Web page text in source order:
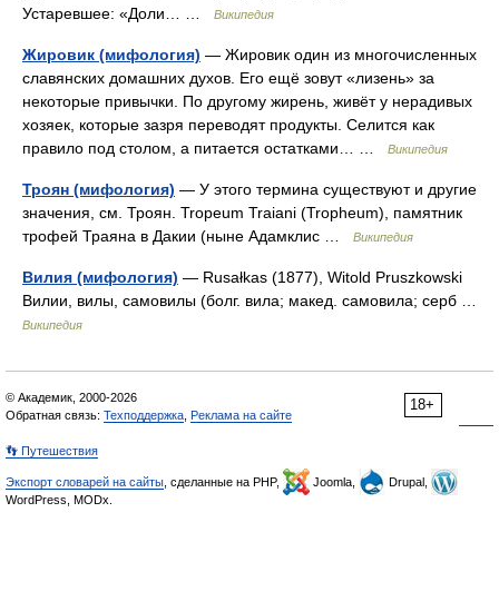
Устаревшее: «Доли… …
Википедия
Жировик (мифология) — Жировик один из многочисленных
славянских домашних духов. Его ещё зовут «лизень» за
некоторые привычки. По другому жирень, живёт у нерадивых
хозяек, которые зазря переводят продукты. Селится как
правило под столом, а питается остатками… …
Википедия
Троян (мифология) — У этого термина существуют и другие
значения, см. Троян. Tropeum Traiani (Tropheum), памятник
трофей Траяна в Дакии (ныне Адамклис …
Википедия
Вилия (мифология) — Rusałkas (1877), Witold Pruszkowski
Вилии, вилы, самовилы (болг. вила; макед. самовила; серб …
Википедия
18+
© Академик, 2000-2026
Обратная связь: Техподдержка Реклама на сайте
👣 Путешествия
Экспорт словарей на сайты , сделанные на PHP, Joomla,
Drupal,
WordPress, MODx.